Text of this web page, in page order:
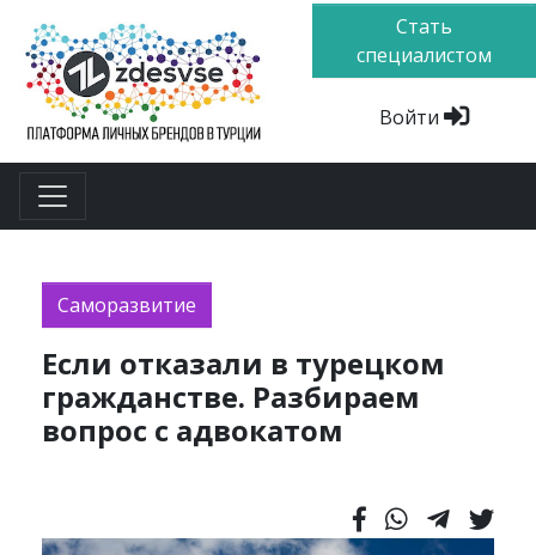
Стать
специалистом
Войти
Саморазвитие
Если отказали в турецком
гражданстве. Разбираем
вопрос с адвокатом